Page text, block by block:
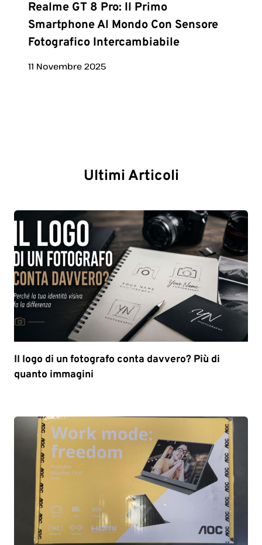
Realme GT 8 Pro: Il Primo
Smartphone Al Mondo Con Sensore
Fotografico Intercambiabile
11 Novembre 2025
Ultimi Articoli
Il logo di un fotografo conta davvero? Più di
quanto immagini